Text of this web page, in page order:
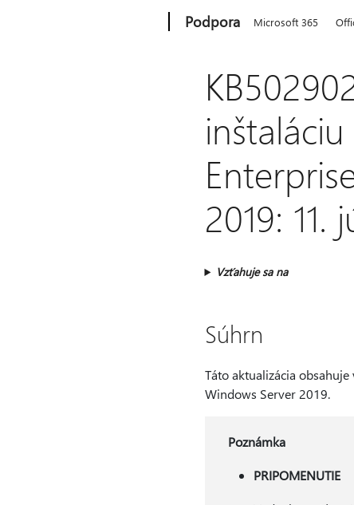
Podpora Microsoft 365
2019: 11.
Vzťahuje sa na
Súhrn
Táto aktualizácia
Windows Server 2019.
Poznámka
PRIPOMENUTIE